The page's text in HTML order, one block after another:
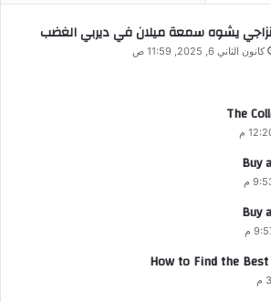
يشوه سمعة ميلان في ديربي الغضب
كانون الثاني 6, 2025, 11:59 ص
The
Buy
Buy
How to Find the